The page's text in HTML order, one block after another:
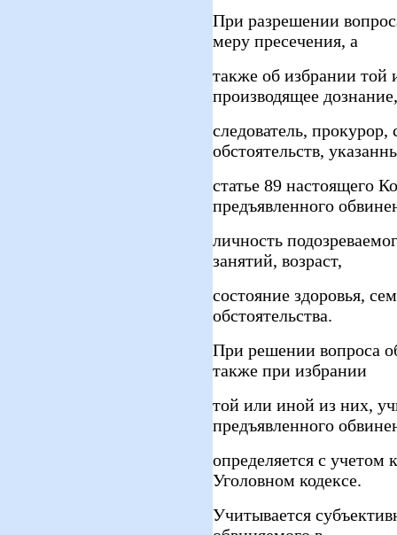
При разрешении
меру пресечения, а
также об избрании
производящее дознание,
следователь,
обстоятельств,
статье 89 настоящего
предъявленного
личность
занятий, возраст,
состояние здоровья,
обстоятельства.
При решении вопроса
также при избрании
той или иной из них,
предъявленного
определяется с учетом
Уголовном кодексе.
Учитывается